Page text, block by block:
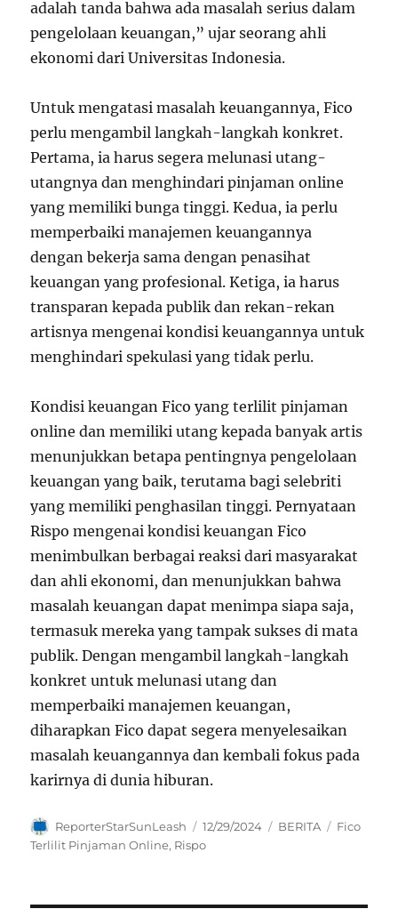
adalah tanda bahwa ada masalah serius dalam
pengelolaan keuangan,” ujar seorang ahli
ekonomi dari Universitas Indonesia.
Untuk mengatasi masalah keuangannya, Fico
perlu mengambil langkah-langkah konkret.
Pertama, ia harus segera melunasi utang-
utangnya dan menghindari pinjaman online
yang memiliki bunga tinggi. Kedua, ia perlu
memperbaiki manajemen keuangannya
dengan bekerja sama dengan penasihat
keuangan yang profesional. Ketiga, ia harus
transparan kepada publik dan rekan-rekan
artisnya mengenai kondisi keuangannya untuk
menghindari spekulasi yang tidak perlu.
Kondisi keuangan Fico yang terlilit pinjaman
online dan memiliki utang kepada banyak artis
menunjukkan betapa pentingnya pengelolaan
keuangan yang baik, terutama bagi selebriti
yang memiliki penghasilan tinggi. Pernyataan
Rispo mengenai kondisi keuangan Fico
menimbulkan berbagai reaksi dari masyarakat
dan ahli ekonomi, dan menunjukkan bahwa
masalah keuangan dapat menimpa siapa saja,
termasuk mereka yang tampak sukses di mata
publik. Dengan mengambil langkah-langkah
konkret untuk melunasi utang dan
memperbaiki manajemen keuangan,
diharapkan Fico dapat segera menyelesaikan
masalah keuangannya dan kembali fokus pada
karirnya di dunia hiburan.
Author
ReporterStarSunLeash
Posted
on
12/29/2024 Categories
BERITA Tags
Fico
Terlilit Pinjaman Online, Rispo